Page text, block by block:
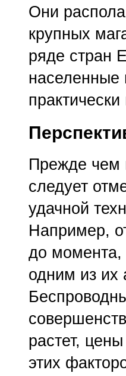
Они
крупных
ряде стран
населенные
Прежде чем
следует
удачной
Например,
до момента,
одним из их
растет,
этих